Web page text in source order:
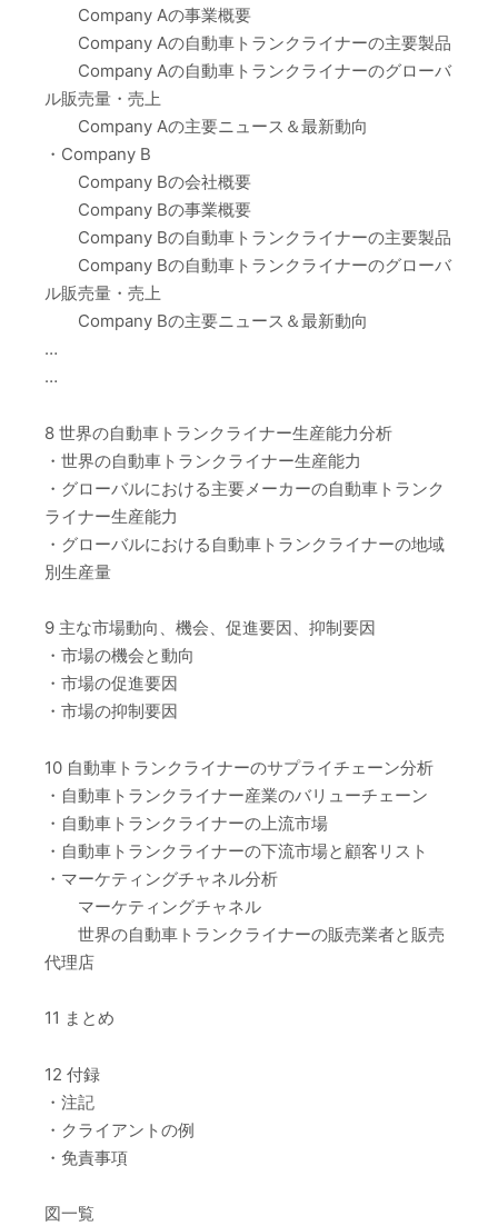
Company Aの事業概要
Company Aの自動車トランクライナーの主要製品
Company Aの自動車トランクライナーのグローバ
ル販売量・売上
Company Aの主要ニュース＆最新動向
・Company B
Company Bの会社概要
Company Bの事業概要
Company Bの自動車トランクライナーの主要製品
Company Bの自動車トランクライナーのグローバ
ル販売量・売上
Company Bの主要ニュース＆最新動向
…
…
8 世界の自動車トランクライナー生産能力分析
・世界の自動車トランクライナー生産能力
・グローバルにおける主要メーカーの自動車トランク
ライナー生産能力
・グローバルにおける自動車トランクライナーの地域
別生産量
9 主な市場動向、機会、促進要因、抑制要因
・市場の機会と動向
・市場の促進要因
・市場の抑制要因
10 自動車トランクライナーのサプライチェーン分析
・自動車トランクライナー産業のバリューチェーン
・自動車トランクライナーの上流市場
・自動車トランクライナーの下流市場と顧客リスト
・マーケティングチャネル分析
マーケティングチャネル
世界の自動車トランクライナーの販売業者と販売
代理店
11 まとめ
12 付録
・注記
・クライアントの例
・免責事項
図一覧